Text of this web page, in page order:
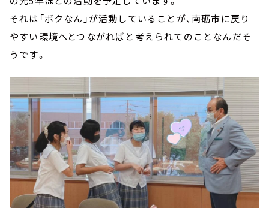
それは「ボクなん」が活動していることが、南砺市に戻り
やすい環境へとつながればと考えられてのことなんだそ
うです。